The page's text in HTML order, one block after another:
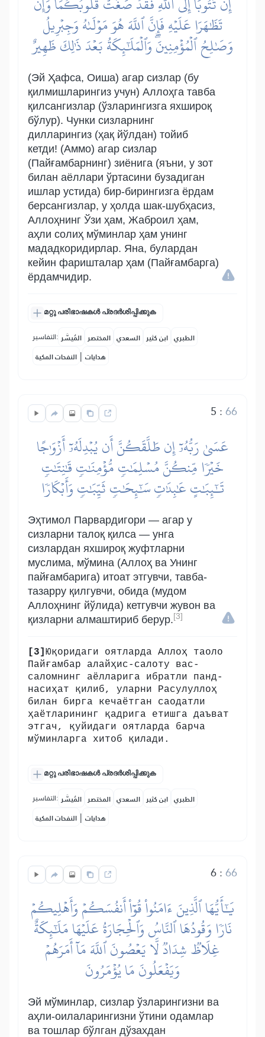
تَظَٰهَرَا عَلَيۡهِ فَإِنَّ ٱللَّهَ هُوَ مَوۡلَىٰهُ وَجِبۡرِيلُ
وَصَٰلِحُ ٱلۡمُؤۡمِنِينَۖ وَٱلۡمَلَٰٓئِكَةُ بَعۡدَ ذَٰلِكَ ظَهِيرٌ
(Эй Ҳафса, Оиша) агар сизлар (бу
қилмишларингиз учун) Аллоҳга тавба
қилсангизлар (ўзларингизга яхшироқ
бўлур). Чунки сизларнинг
дилларингиз (ҳақ йўлдан) тойиб
кетди! (Аммо) агар сизлар
(Пайғамбарнинг) зиёнига (яъни, у зот
билан аёллари ўртасини бузадиган
ишлар устида) бир-бирингизга ёрдам
берсангизлар, у ҳолда шак-шубҳасиз,
Аллоҳнинг Ўзи ҳам, Жаброил ҳам,
аҳли солиҳ мўминлар ҳам унинг
мададкоридирлар. Яна, булардан
кейин фаришталар ҳам (Пайғамбарга)
ёрдамчидир.
മറ്റു പരിഭാഷകൾ പ്രദർശിപ്പിക്കുക
التفاسير: المُيسَّر المختصر السعدي ابن كثير الطبري
النفحات المكية | هدايات
5 :66
عَسَىٰ رَبُّهُۥٓ إِن طَلَّقَكُنَّ أَن يُبۡدِلَهُۥٓ أَزۡوَٰجًا
خَيۡرٗا مِّنكُنَّ مُسۡلِمَٰتٖ مُّؤۡمِنَٰتٖ قَٰنِتَٰتٖ
تَٰٓئِبَٰتٍ عَٰبِدَٰتٖ سَٰٓئِحَٰتٖ ثَيِّبَٰتٖ وَأَبۡكَارٗا
Эҳтимол Парвардигори — агар у
сизларни талоқ қилса — унга
сизлардан яхшироқ жуфтларни
муслима, мўмина (Аллоҳ ва Унинг
пайғамбарига) итоат этгувчи, тавба-
тазарру қилгувчи, обида (мудом
Аллоҳнинг йўлида) кетгувчи жувон ва
қизларни алмаштириб берур. [3]
[3] Юқоридаги оятларда Аллоҳ таоло
Пайғамбар алайҳис-салоту вас-
саломнинг аёлларига ибратли панд-
насиҳат қилиб, уларни Расулуллоҳ
билан бирга кечаётган саодатли
ҳаётларининг қадрига етишга даъват
этгач, қуйидаги оятларда барча
мўминларга хитоб қилади.
മറ്റു പരിഭാഷകൾ പ്രദർശിപ്പിക്കുക
التفاسير: المُيسَّر المختصر السعدي ابن كثير الطبري
النفحات المكية | هدايات
6:66
يَٰٓأَيُّهَا ٱلَّذِينَ ءَامَنُواْ قُوٓاْ أَنفُسَكُمۡ وَأَهۡلِيكُمۡ
نَارٗا وَقُودُهَا ٱلنَّاسُ وَٱلۡحِجَارَةُ عَلَيۡهَا مَلَٰٓئِكَةٌ
غِلَاظٞ شِدَادٞ لَّا يَعۡصُونَ ٱللَّهَ مَآ أَمَرَهُمۡ
وَيَفۡعَلُونَ مَا يُؤۡمَرُونَ
Эй мўминлар, сизлар ўзларингизни ва
аҳли-оилаларингизни ўтини одамлар
ва тошлар бўлган дўзахдан